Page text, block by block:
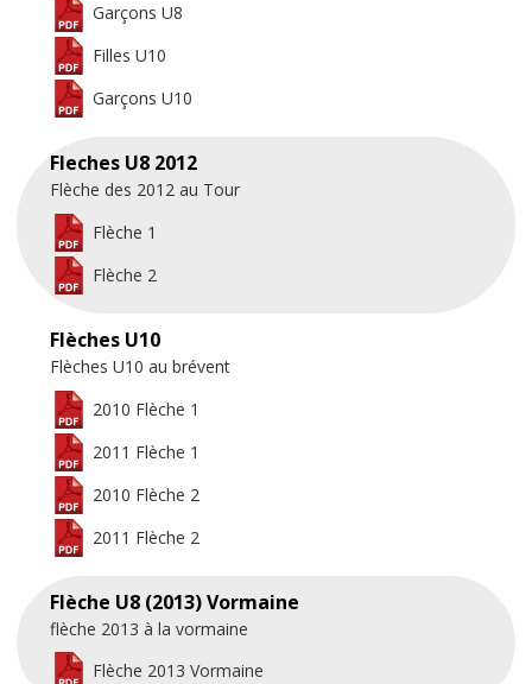
Garçons U8
Filles U10
Garçons U10
Fleches U8 2012
Flèche des 2012 au Tour
Flèche 1
Flèche 2
Flèches U10
Flèches U10 au brévent
2010 Flèche 1
2011 Flèche 1
2010 Flèche 2
2011 Flèche 2
Flèche U8 (2013) Vormaine
flèche 2013 à la vormaine
Flèche 2013 Vormaine